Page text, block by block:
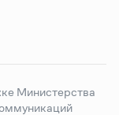
Министерства